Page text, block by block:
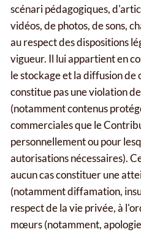
scénari pédagogiques,
vidéos, de photos, de sons,
au respect des dispositions
vigueur. Il lui appartient en
le stockage et la diffusion de
constitue pas une violation
(notamment contenus
commerciales que le
personnellement ou pour
autorisations nécessaires).
aucun cas constituer une
(notamment diffamation,
respect de la vie privée, à
mœurs (notamment,